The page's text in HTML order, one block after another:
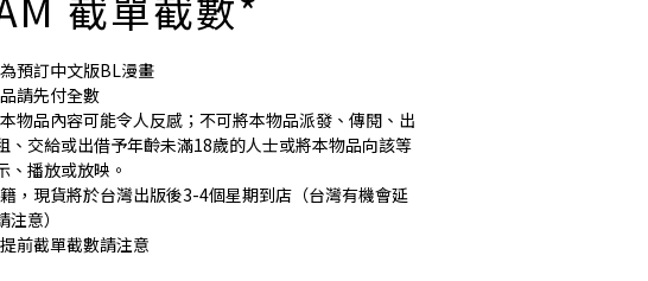
為預訂中文版BL漫畫
品請先付全數
本物品內容可能令人反感；不可將本物品派發、傳閱、出
、交給或出借予年齡未滿18歲的人士或將本物品向該等
、播放或放映。
籍，現貨將於台灣出版後3-4個星期到店（台灣有機會延
意）
提前截單截數請注意